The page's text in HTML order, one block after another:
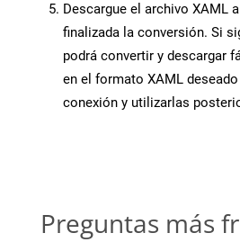
Descargue el archivo XAML
finalizada la conversión. Si
podrá convertir y descargar
en el formato XAML
conexión y utilizarlas
Preguntas más